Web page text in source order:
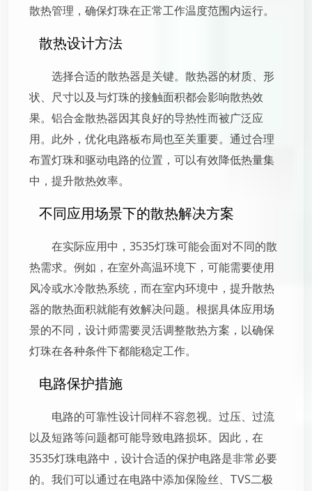
散热管理，确保灯珠在正常工作温度范围内运行。
散热设计方法
选择合适的散热器是关键。散热器的材质、形
状、尺寸以及与灯珠的接触面积都会影响散热效
果。铝合金散热器因其良好的导热性而被广泛应
用。此外，优化电路板布局也至关重要。通过合理
布置灯珠和驱动电路的位置，可以有效降低热量集
中，提升散热效率。
不同应用场景下的散热解决方案
在实际应用中，3535灯珠可能会面对不同的散
热需求。例如，在室外高温环境下，可能需要使用
风冷或水冷散热系统，而在室内环境中，提升散热
器的散热面积就能有效解决问题。根据具体应用场
景的不同，设计师需要灵活调整散热方案，以确保
灯珠在各种条件下都能稳定工作。
电路保护措施
电路的可靠性设计同样不容忽视。过压、过流
以及短路等问题都可能导致电路损坏。因此，在
3535灯珠电路中，设计合适的保护电路是非常必要
的。我们可以通过在电路中添加保险丝、TVS二极